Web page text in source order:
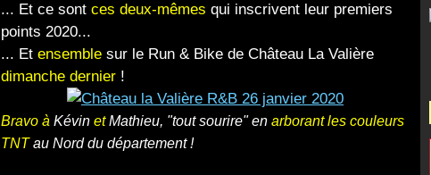
... Et ce sont ces deux-mêmes qui inscrivent leur premiers
points 2020...
... Et ensemblesur le Run & Bike de Château La Valière
dimanche dernier!
Bravo à Kévin etMathieu, "tout sourire" en arborant les couleurs
TNTau Nord du département !